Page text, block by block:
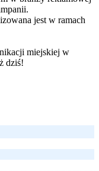
jest w ramach
miejskiej w
dziś!